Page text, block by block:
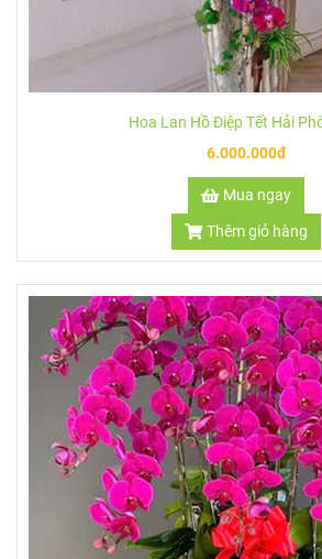
Hoa Lan Hồ Điệp Tết Hải
6.000.000đ
Mua ngay
Thêm giỏ hàng